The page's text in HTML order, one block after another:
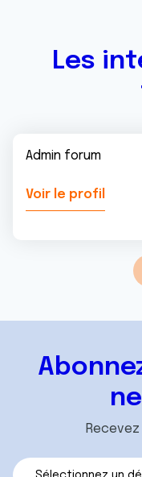
Les
Admin forum
Voir le profil
Recevez